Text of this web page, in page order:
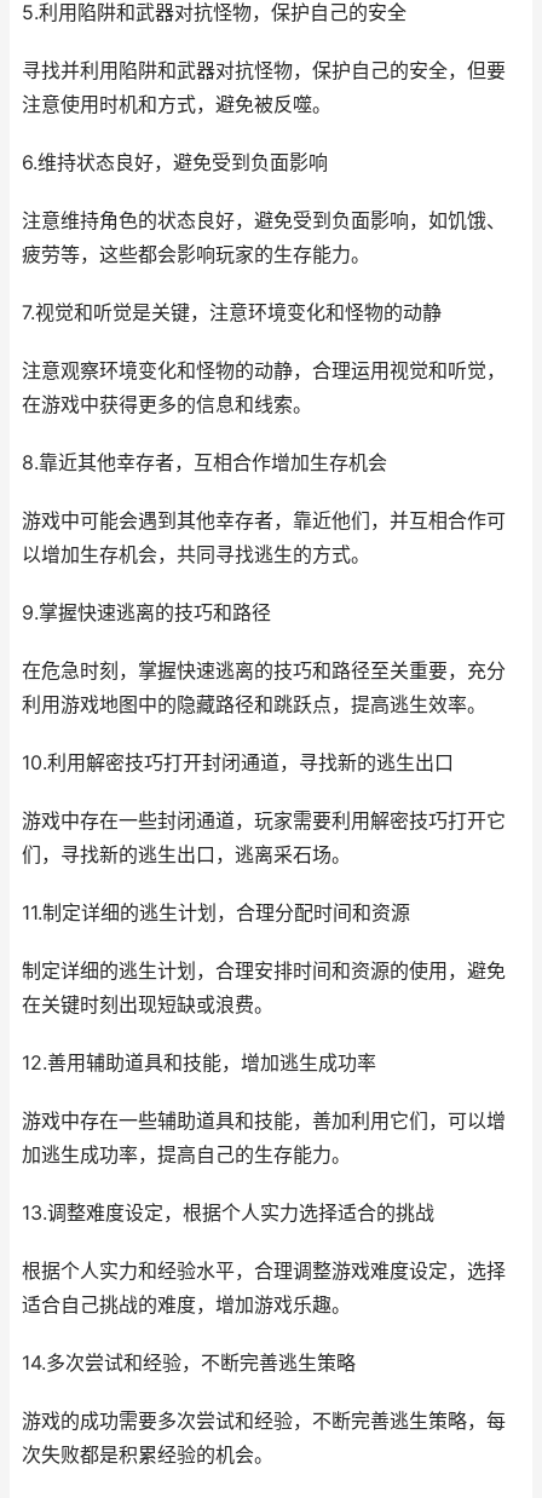
5.利用陷阱和武器对抗怪物，保护自己的安全
寻找并利用陷阱和武器对抗怪物，保护自己的安全，但要
注意使用时机和方式，避免被反噬。
6.维持状态良好，避免受到负面影响
注意维持角色的状态良好，避免受到负面影响，如饥饿、
疲劳等，这些都会影响玩家的生存能力。
7.视觉和听觉是关键，注意环境变化和怪物的动静
注意观察环境变化和怪物的动静，合理运用视觉和听觉，
在游戏中获得更多的信息和线索。
8.靠近其他幸存者，互相合作增加生存机会
游戏中可能会遇到其他幸存者，靠近他们，并互相合作可
以增加生存机会，共同寻找逃生的方式。
9.掌握快速逃离的技巧和路径
在危急时刻，掌握快速逃离的技巧和路径至关重要，充分
利用游戏地图中的隐藏路径和跳跃点，提高逃生效率。
10.利用解密技巧打开封闭通道，寻找新的逃生出口
游戏中存在一些封闭通道，玩家需要利用解密技巧打开它
们，寻找新的逃生出口，逃离采石场。
11.制定详细的逃生计划，合理分配时间和资源
制定详细的逃生计划，合理安排时间和资源的使用，避免
在关键时刻出现短缺或浪费。
12.善用辅助道具和技能，增加逃生成功率
游戏中存在一些辅助道具和技能，善加利用它们，可以增
加逃生成功率，提高自己的生存能力。
13.调整难度设定，根据个人实力选择适合的挑战
根据个人实力和经验水平，合理调整游戏难度设定，选择
适合自己挑战的难度，增加游戏乐趣。
14.多次尝试和经验，不断完善逃生策略
游戏的成功需要多次尝试和经验，不断完善逃生策略，每
次失败都是积累经验的机会。